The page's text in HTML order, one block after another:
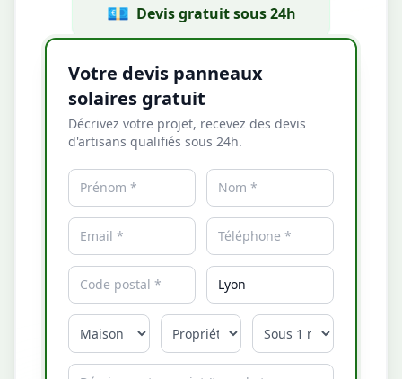
💶 Devis gratuit sous 24h
Votre devis panneaux
solaires gratuit
Décrivez votre projet, recevez des devis
d'artisans qualifiés sous 24h.